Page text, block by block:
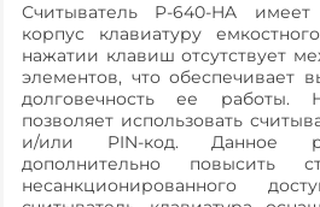
Считыватель P-640-HA
корпус клавиатуру
нажатии клавиш отсутствует
элементов, что обеспечивает
долговечность ее работы.
позволяет использовать
и/или PIN-код. Данное
дополнительно повысить
несанкционированного